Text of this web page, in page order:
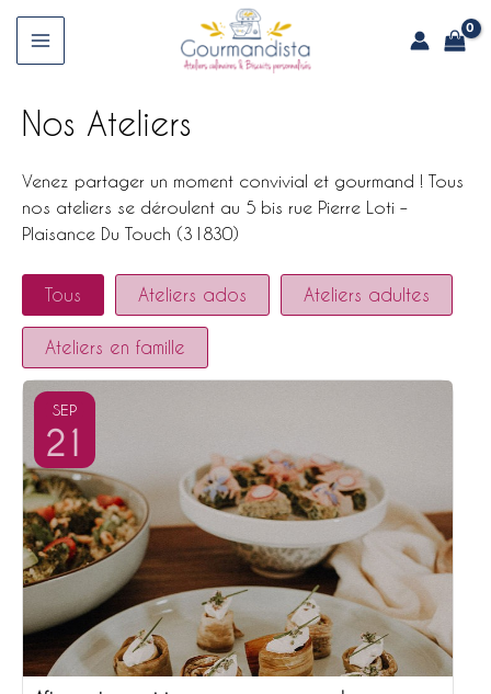
Aller
contenu
Main
Menu
Nos Ateliers
Venez partager un moment convivial et gourmand ! Tous
nos ateliers se déroulent au 5 bis rue Pierre Loti –
Plaisance Du Touch (31830)
Tous Ateliers ados Ateliers adultes
Ateliers en famille
SEP
21